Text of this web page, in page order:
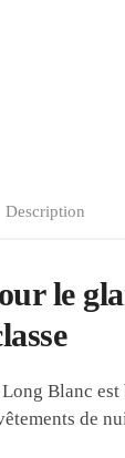
Description
le
Blanc
de